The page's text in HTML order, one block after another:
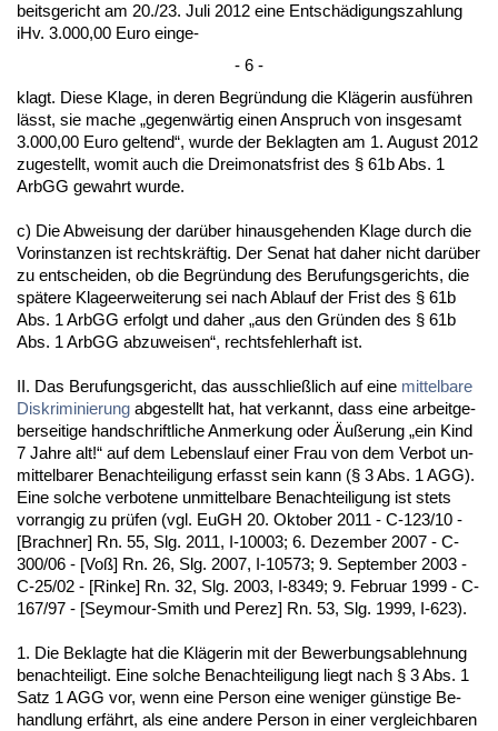
beits­ge­richt am 20./23. Ju­li 2012 ei­ne Entschädi­gungs­zah­lung
iHv. 3.000,00 Eu­ro ein­ge-
- 6 -
klagt. Die­se Kla­ge, in de­ren Be­gründung die Kläge­rin ausführen
lässt, sie ma­che „ge­genwärtig ei­nen An­spruch von ins­ge­samt
3.000,00 Eu­ro gel­tend“, wur­de der Be­klag­ten am 1. Au­gust 2012
zu­ge­stellt, wo­mit auch die Drei­mo­nats­frist des § 61b Abs. 1
ArbGG ge­wahrt wur­de.
c) Die Ab­wei­sung der darüber hin­aus­ge­hen­den Kla­ge durch die
Vor­in­stan­zen ist rechts­kräftig. Der Se­nat hat da­her nicht darüber
zu ent­schei­den, ob die Be­gründung des Be­ru­fungs­ge­richts, die
späte­re Kla­ge­er­wei­te­rung sei nach Ab­lauf der Frist des § 61b
Abs. 1 ArbGG er­folgt und da­her „aus den Gründen des § 61b
Abs. 1 ArbGG ab­zu­wei­sen“, rechts­feh­ler­haft ist.
II. Das Be­ru­fungs­ge­richt, das aus­sch­ließlich auf ei­ne mit­tel­ba­re
Dis­kri­mi­nie­rung ab­ge­stellt hat, hat ver­kannt, dass ei­ne ar­beit­ge­
ber­sei­ti­ge hand­schrift­li­che An­mer­kung oder Äußerung „ein Kind
7 Jah­re alt!“ auf dem Le­bens­lauf ei­ner Frau von dem Ver­bot un­
mit­tel­ba­rer Be­nach­tei­li­gung er­fasst sein kann (§ 3 Abs. 1 AGG).
Ei­ne sol­che ver­bo­te­ne un­mit­tel­ba­re Be­nach­tei­li­gung ist stets
vor­ran­gig zu prüfen (vgl. EuGH 20. Ok­to­ber 2011 - C-123/10 -
[Brach­ner] Rn. 55, Slg. 2011, I-10003; 6. De­zem­ber 2007 - C-
300/06 - [Voß] Rn. 26, Slg. 2007, I-10573; 9. Sep­tem­ber 2003 -
C-25/02 - [Rin­ke] Rn. 32, Slg. 2003, I-8349; 9. Fe­bru­ar 1999 - C-
167/97 - [Sey­mour-Smith und Pe­rez] Rn. 53, Slg. 1999, I-623).
1. Die Be­klag­te hat die Kläge­rin mit der Be­wer­bungsa­b­leh­nung
be­nach­tei­ligt. Ei­ne sol­che Be­nach­tei­li­gung liegt nach § 3 Abs. 1
Satz 1 AGG vor, wenn ei­ne Per­son ei­ne we­ni­ger güns­ti­ge Be­
hand­lung erfährt, als ei­ne an­de­re Per­son in ei­ner ver­gleich­ba­ren